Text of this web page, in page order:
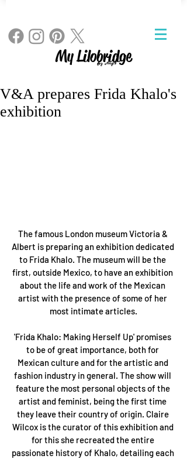
By Angie
My Lilobridge
V&A prepares Frida Khalo's
exhibition
The famous London museum Victoria &
Albert is preparing an exhibition dedicated
to Frida Khalo. The museum will be the
first, outside Mexico, to have an exhibition
about the life and work of the Mexican
artist with the presence of some of her
most intimate articles.
'Frida Khalo: Making Herself Up' promises
to be of great importance, both for
Mexican culture and for the artistic and
fashion industry in general. The show will
feature the most personal objects of the
artist and feminist, being the first time
they leave their country of origin. Claire
Wilcox is the curator of this exhibition and
for this she recreated the entire
passionate history of Khalo, detailing each